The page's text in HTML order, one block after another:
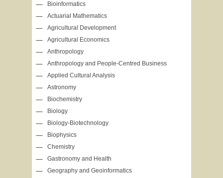
Bioinformatics
Actuarial Mathematics
Agricultural Development
Agricultural Economics
Anthropology
Anthropology and People-Centred Business
Applied Cultural Analysis
Astronomy
Biochemistry
Biology
Biology-Biotechnology
Biophysics
Chemistry
Gastronomy and Health
Geography and Geoinformatics